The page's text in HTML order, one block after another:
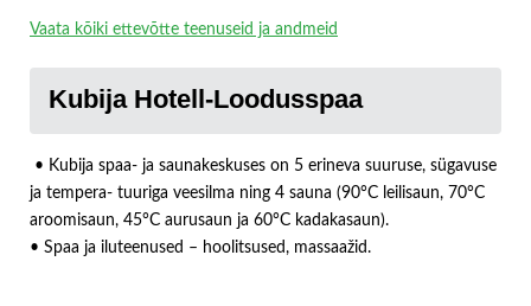
Vaata kõiki ettevõtte teenuseid ja andmeid
Kubija Hotell-Loodusspaa
• Kubija spaa- ja saunakeskuses on 5 erineva suuruse, sügavuse
ja tempera- tuuriga veesilma ning 4 sauna (90°C leilisaun, 70°C
aroomisaun, 45°C aurusaun ja 60°C kadakasaun).
• Spaa ja iluteenused – hoolitsused, massaažid.